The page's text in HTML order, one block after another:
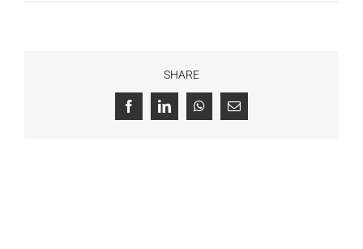
SHARE
FacebookLinkedInWhatsApp
Email